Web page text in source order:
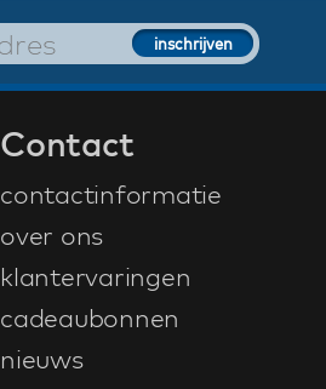
Contact
contactinformatie
over ons
klantervaringen
cadeaubonnen
nieuws